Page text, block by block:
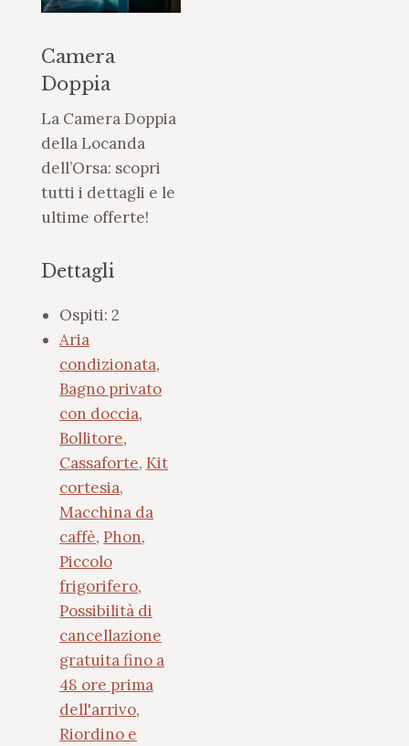
Camera
Doppia
La Camera Doppia
della Locanda
dell’Orsa: scopri
tutti i dettagli e le
ultime offerte!
Dettagli
Ospiti: 2
Aria
condizionata,
Bagno privato
con doccia,
Bollitore,
Cassaforte, Kit
cortesia,
Macchina da
caffè, Phon,
Piccolo
frigorifero,
Possibilità di
cancellazione
gratuita fino a
48 ore prima
dell'arrivo,
Riordino e